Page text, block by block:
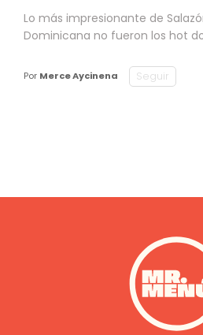
Lo más impresionante de
Dominicana no fueron los hot
Por Merce Aycinena Seguir